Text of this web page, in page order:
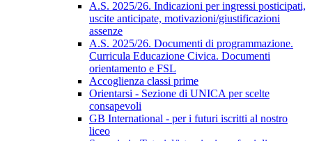
A.S. 2025/26. Indicazioni per ingressi posticipati,
uscite anticipate, motivazioni/giustificazioni
assenze
A.S. 2025/26. Documenti di programmazione.
Curricula Educazione Civica. Documenti
orientamento e FSL
Accoglienza classi prime
Orientarsi - Sezione di UNICA per scelte
consapevoli
GB International - per i futuri iscritti al nostro
liceo